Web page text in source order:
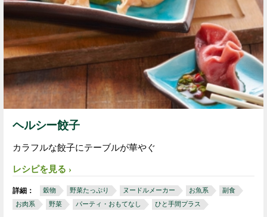
ヘルシー餃子
カラフルな餃子にテーブルが華やぐ
レシピを見る
詳細： 穀物 野菜たっぷり ヌードルメーカー お魚系
副食
お肉系
野菜 パーティ・おもてなし ひと手間プラス